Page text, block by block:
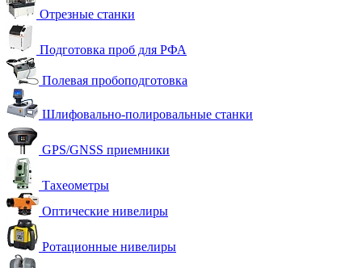
Отрезные станки
Подготовка проб для РФА
Полевая пробоподготовка
Шлифовально-полировальные станки
GPS/GNSS приемники
Тахеометры
Оптические нивелиры
Ротационные нивелиры